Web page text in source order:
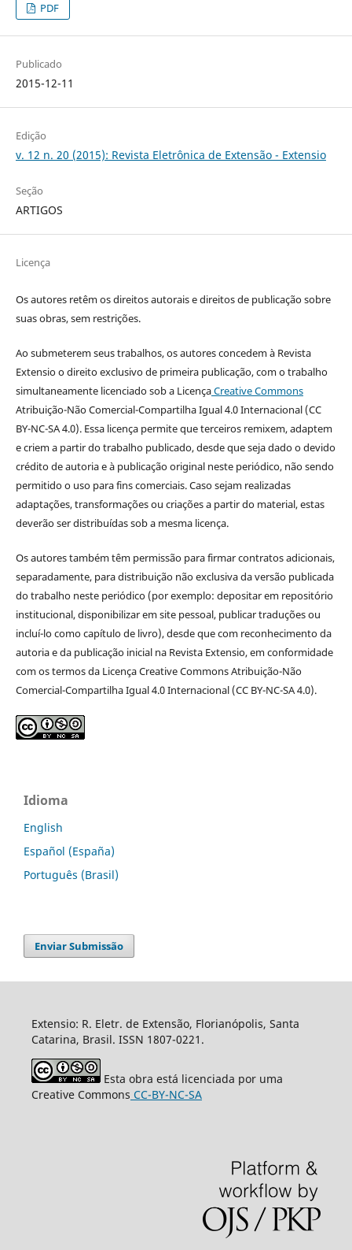
PDF
Publicado
2015-12-11
Edição
v. 12 n. 20 (2015): Revista Eletrônica de Extensão - Extensio
Seção
ARTIGOS
Licença
Os autores retêm os direitos autorais e direitos de publicação sobre
suas obras, sem restrições.
Ao submeterem seus trabalhos, os autores concedem à Revista
Extensio o direito exclusivo de primeira publicação, com o trabalho
simultaneamente licenciado sob a LicençaCreative Commons
Atribuição-Não Comercial-Compartilha Igual 4.0 Internacional (CC
BY-NC-SA 4.0). Essa licença permite que terceiros remixem, adaptem
e criem a partir do trabalho publicado, desde que seja dado o devido
crédito de autoria e à publicação original neste periódico, não sendo
permitido o uso para fins comerciais. Caso sejam realizadas
adaptações, transformações ou criações a partir do material, estas
deverão ser distribuídas sob a mesma licença.
Os autores também têm permissão para firmar contratos adicionais,
separadamente, para distribuição não exclusiva da versão publicada
do trabalho neste periódico (por exemplo: depositar em repositório
institucional, disponibilizar em site pessoal, publicar traduções ou
incluí-lo como capítulo de livro), desde que com reconhecimento da
autoria e da publicação inicial na Revista Extensio, em conformidade
com os termos da Licença Creative Commons Atribuição-Não
Comercial-Compartilha Igual 4.0 Internacional (CC BY-NC-SA 4.0).
Idioma
English
Español (España)
Português (Brasil)
Enviar Submissão
Extensio: R. Eletr. de Extensão, Florianópolis, Santa
Catarina, Brasil. ISSN 1807-0221.
Esta obra está licenciada por uma
Creative Commons CC-BY-NC-SA